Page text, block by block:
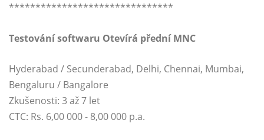
*******************************
Testování softwaru Otevírá přední MNC
Hyderabad / Secunderabad, Delhi, Chennai, Mumbai,
Bengaluru / Bangalore
Zkušenosti: 3 až 7 let
CTC: Rs. 6,00 000 - 8,00 000 p.a.